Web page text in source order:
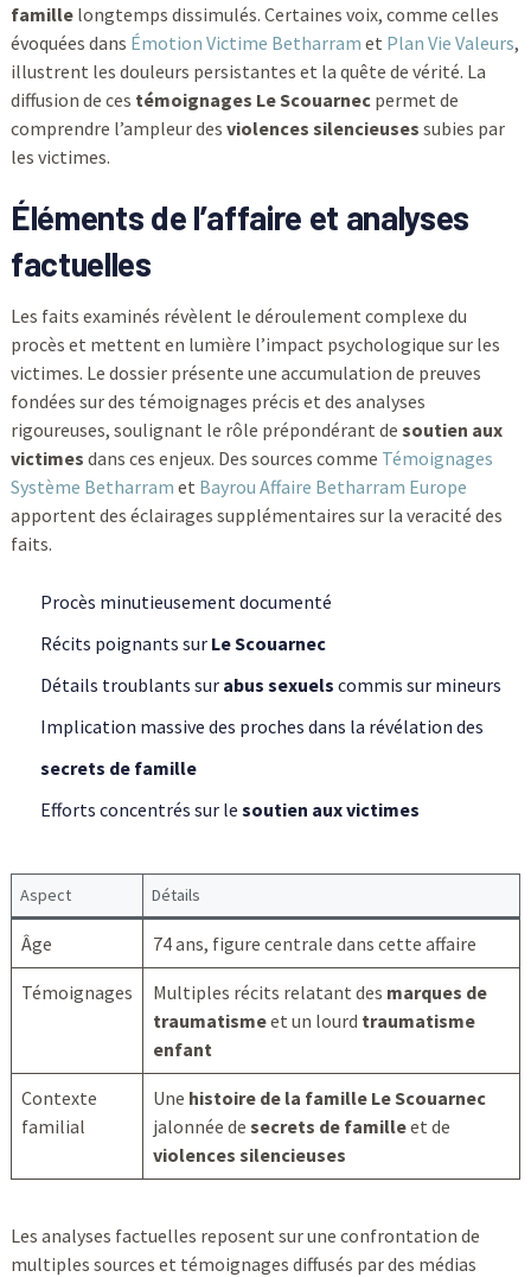
famillelongtemps dissimulés. Certaines voix, comme celles
évoquées dans Émotion Victime Betharram et Plan Vie Valeurs,
illustrent les douleurs persistantes et la quête de vérité. La
diffusion de ces témoignages Le Scouarnecpermet de
comprendre l’ampleur des violences silencieuses subies par
les victimes.
Éléments de l’affaire et analyses
factuelles
Les faits examinés révèlent le déroulement complexe du
procès et mettent en lumière l’impact psychologique sur les
victimes. Le dossier présente une accumulation de preuves
fondées sur des témoignages précis et des analyses
rigoureuses, soulignant le rôle prépondérant de soutien aux
victimes dans ces enjeux. Des sources comme Témoignages
Système Betharram et Bayrou Affaire Betharram Europe
apportent des éclairages supplémentaires sur la veracité des
faits.
Procès minutieusement documenté
Récits poignants sur Le Scouarnec
Détails troublants sur abus sexuels commis sur mineurs
Implication massive des proches dans la révélation des
secrets de famille
Efforts concentrés sur le soutien aux victimes
Aspect Détails
Âge 74 ans, figure centrale dans cette affaire
Témoignages Multiples récits relatant des marques de
traumatismeet un lourd traumatisme
enfant
Contexte
familial
Une histoire de la famille Le Scouarnec
jalonnée de secrets de familleet de
violences silencieuses
Les analyses factuelles reposent sur une confrontation de
multiples sources et témoignages diffusés par des médias